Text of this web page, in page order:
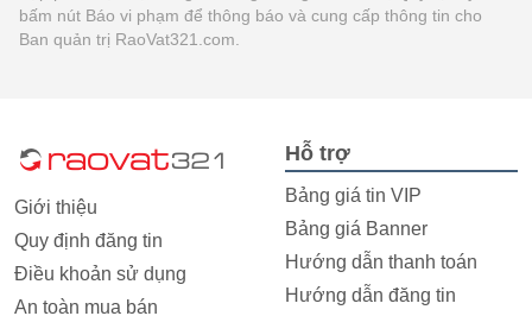
bấm nút Báo vi phạm để thông báo và cung cấp thông tin cho
Ban quản trị RaoVat321.com.
Giới thiệu
Quy định đăng tin
Điều khoản sử dụng
An toàn mua bán
Hỗ trợ
Bảng giá tin VIP
Bảng giá Banner
Hướng dẫn thanh toán
Hướng dẫn đăng tin